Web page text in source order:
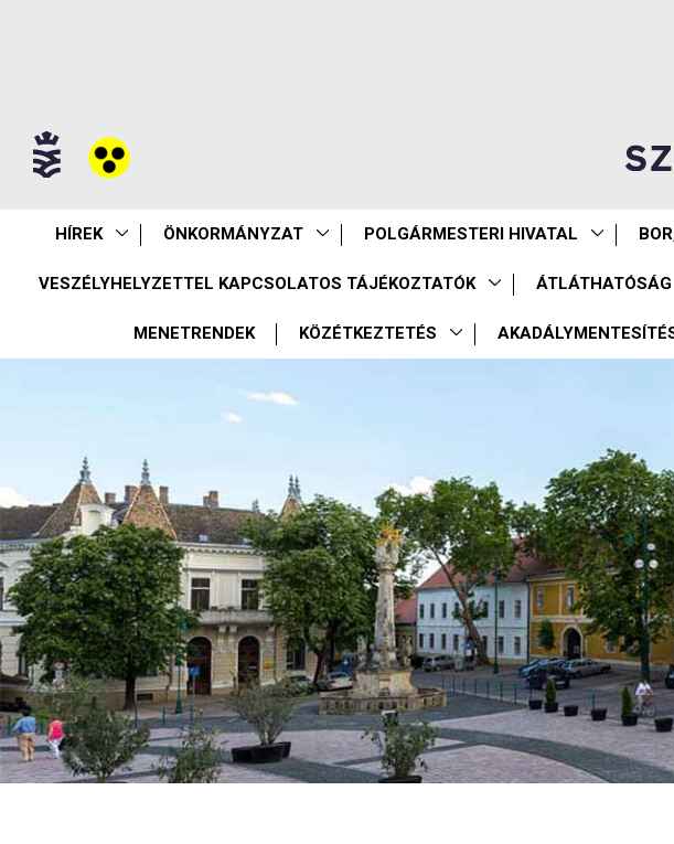
HÍREK ÖNKORMÁNYZAT POLGÁRMESTERI HIVATAL
VESZÉLYHELYZETTEL KAPCSOLATOS TÁJÉKOZTATÓK ÁTLÁTHATÓSÁG
MENETRENDEK KÖZÉTKEZTETÉS